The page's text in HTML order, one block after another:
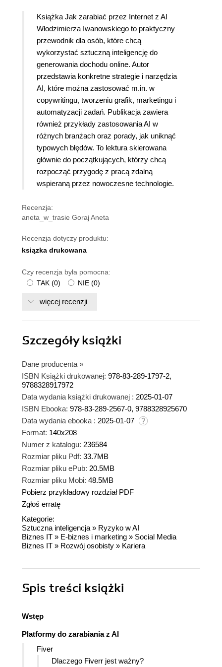
Książka Jak zarabiać przez Internet z AI
Włodzimierza Iwanowskiego to praktyczny
przewodnik dla osób, które chcą
wykorzystać sztuczną inteligencję do
generowania dochodu online. Autor
przedstawia konkretne strategie i narzędzia
AI, które można zastosować m.in. w
copywritingu, tworzeniu grafik, marketingu i
automatyzacji zadań. Publikacja zawiera
również przykłady zastosowania AI w
różnych branżach oraz porady, jak uniknąć
typowych błędów. To lektura skierowana
głównie do początkujących, którzy chcą
rozpocząć przygodę z pracą zdalną
wspieraną przez nowoczesne technologie.
Recenzja:
aneta_w_trasie Goraj Aneta
Recenzja dotyczy produktu:
ksiązka drukowana
Czy recenzja była pomocna:
TAK (0) NIE (0)
więcej recenzji
Szczegółyksiążki
Dane producenta »
ISBN Książki drukowanej: 978-83-289-1797-2,
9788328917972
Data wydania książki drukowanej : 2025-01-07
ISBN Ebooka: 978-83-289-2567-0, 9788328925670
Data wydania ebooka : 2025-01-07
Format: 140x208
Numer z katalogu: 236584
Rozmiar pliku Pdf: 33.7MB
Rozmiar pliku ePub: 20.5MB
Rozmiar pliku Mobi: 48.5MB
Pobierz przykładowy rozdział PDF
Zgłoś erratę
Kategorie:
Sztuczna inteligencja » Ryzyko w AI
Biznes IT » E-biznes i marketing » Social Media
Biznes IT » Rozwój osobisty » Kariera
Spis treści książki
Wstęp
Platformy do zarabiania z AI
Fiver
Dlaczego Fiverr jest ważny?